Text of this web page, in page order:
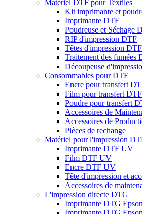
Matériel DTF pour Textiles
Kit imprimante et
Imprimante DTF
Poudreuse et Séchage
RIP d'impression DTF
Têtes d'impression
Traitement des fumées
Découpeuse
Consommables pour DTF
Encre pour transfert
Film pour transfert DTF
Poudre pour transfert
Accessoires de
Accessoires de
Pièces de rechange
Matériel pour l'impression
Imprimante DTF UV
Film DTF UV
Encre DTF UV
Tête d'impression et
Accessoires de
L'impression directe DTG
Imprimante DTG